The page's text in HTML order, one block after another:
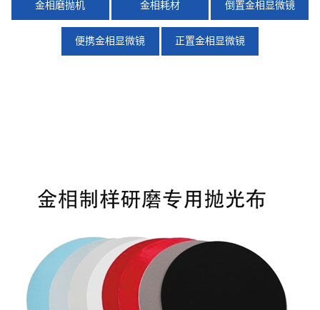
金相磨抛机 金相耗材 倒置金相显微镜
便携金相显微镜 正置金相显微镜